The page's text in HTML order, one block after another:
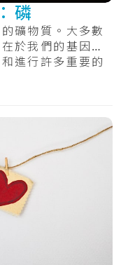
磷
礦物質。大多數
於我們的基因
進行許多重要的